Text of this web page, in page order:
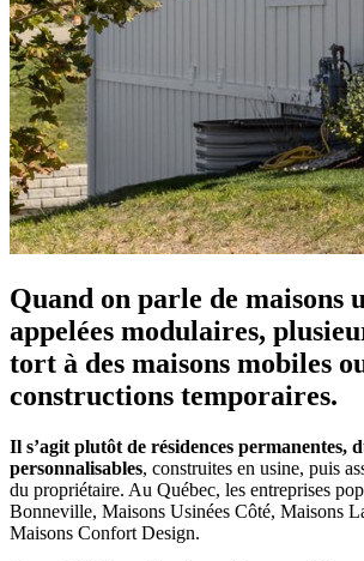
Quand on parle de maisons
appelées modulaires,
tort à des maisons mobiles
constructions temporaires.
Il s’agit plutôt de résidences permanentes,
personnalisables, construites en usine, puis
du propriétaire. Au Québec, les entreprises
Bonneville, Maisons Usinées Côté, Maisons
Maisons Confort Design.